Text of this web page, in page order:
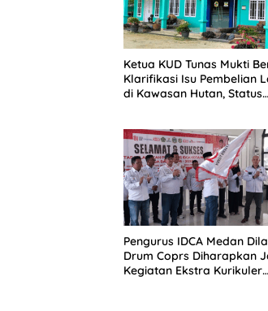
Ketua KUD Tunas Mukti
Klarifikasi Isu Pembelian
di Kawasan Hutan, Status
Pengurus IDCA Medan
Drum Coprs Diharapkan
Kegiatan Ekstra Kurikuler